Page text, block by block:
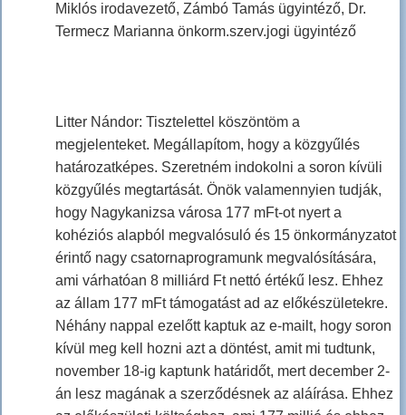
Miklós irodavezető, Zámbó Tamás ügyintéző, Dr.
Termecz Marianna önkorm.szerv.jogi ügyintéző
Litter Nándor: Tisztelettel köszöntöm a
megjelenteket. Megállapítom, hogy a közgyűlés
határozatképes. Szeretném indokolni a soron kívüli
közgyűlés megtartását. Önök valamennyien tudják,
hogy Nagykanizsa városa 177 mFt-ot nyert a
kohéziós alapból megvalósuló és 15 önkormányzatot
érintő nagy csatornaprogramunk megvalósítására,
ami várhatóan 8 milliárd Ft nettó értékű lesz. Ehhez
az állam 177 mFt támogatást ad az előkészületekre.
Néhány nappal ezelőtt kaptuk az e-mailt, hogy soron
kívül meg kell hozni azt a döntést, amit mi tudtunk,
november 18-ig kaptunk határidőt, mert december 2-
án lesz magának a szerződésnek az aláírása. Ehhez